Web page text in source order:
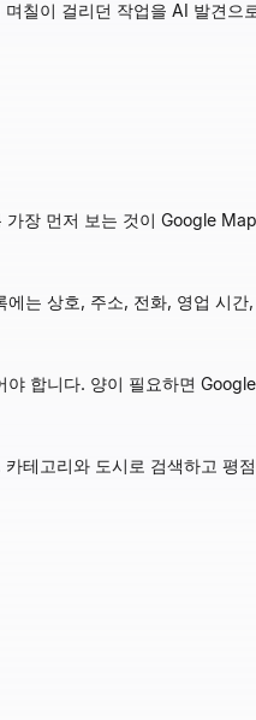
칠이 걸리던 작업을 AI 발견으
장 먼저 보는 것이 Google
는 상호, 주소, 전화, 영업 시간
합니다. 양이 필요하면
테고리와 도시로 검색하고 평